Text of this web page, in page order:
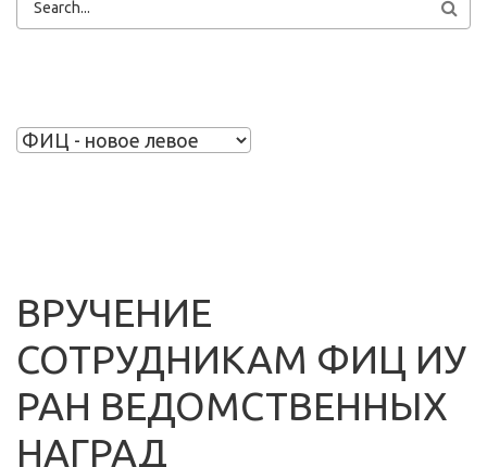
ФОРМА
ВРУЧЕНИЕ
СОТРУДНИКАМ ФИЦ ИУ
РАН ВЕДОМСТВЕННЫХ
НАГРАД